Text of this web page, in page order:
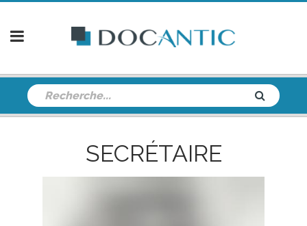
SECRÉTAIRE